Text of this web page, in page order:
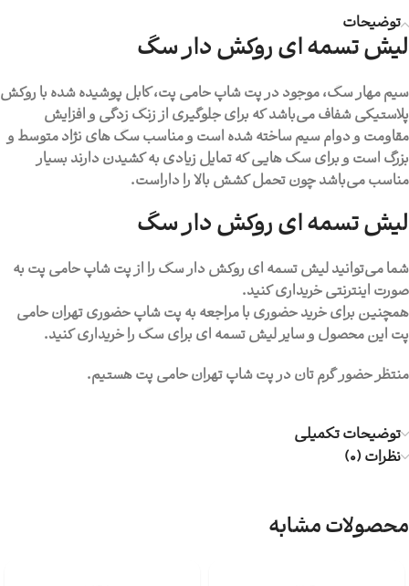
توضیحات
لیش تسمه ای روکش دار سگ
سیم مهار سگ، موجود در پت شاپ حامی پت، کابل پوشیده شده با روکش
پلاستیکی شفاف می‌باشد که برای جلوگیری از زنگ زدگی و افزایش
مقاومت و دوام سیم ساخته شده است و مناسب سگ های نژاد متوسط و
بزرگ است و برای سگ هایی که تمایل زیادی به کشیدن دارند بسیار
مناسب می‌باشد چون تحمل کشش بالا را داراست.
لیش تسمه ای روکش دار سگ
شما می‌توانید لیش تسمه ای روکش دار سگ را از پت شاپ حامی پت به
صورت اینترنتی خریداری کنید.
همچنین برای خرید حضوری با مراجعه به پت شاپ حضوری تهران حامی
پت این محصول و سایر لیش تسمه ای برای سگ را خریداری کنید.
منتظر حضور گرم تان در پت شاپ تهران حامی پت هستیم.
توضیحات تکمیلی
نظرات (0)
محصولات مشابه